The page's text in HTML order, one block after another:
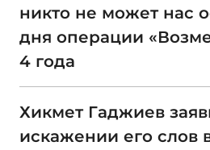
никто не может нас
дня операции
4 года
Хикмет Гаджиев
искажении его слов